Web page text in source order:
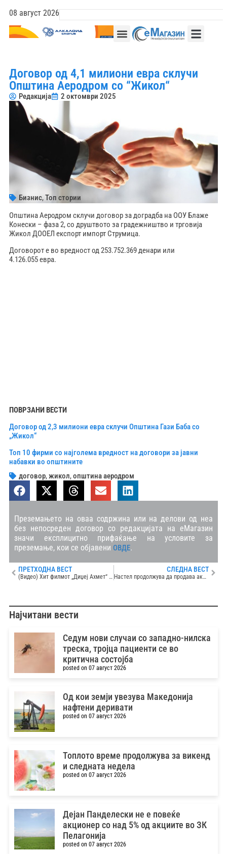
08 август 2026
Договор од 4,1 милиони евра склучи
Општина Аеродром со “Жикол“
Редакција 2 октомври 2025
Бизнис,Топ стории
Општина Аеродром склучи договор за доградба на ООУ Блаже
Конески – фаза 2, со друштвото за градежништво и трговија
Жикол ДООЕЛ експорт импорт Струмица.
Договорот е во вредност од 253.752.369 денари или
4.126.055 евра.
ПОВРЗАНИ ВЕСТИ
Договор од 2,3 милиони евра склучи Општина Гази Баба со
„Жикол“
Топ 10 фирми со најголема вредност на договори за јавни
набавки во општините
договор,жикол,општина аеродром
Преземањето на оваа содржина или на делови од неа
без непосреден договор со редакцијата на еМагазин
значи експлицитно прифаќање на условите за
преземање, кои се објавени ОВДЕ.
ПРЕТХОДНА ВЕСТ
(Видео) Хит филмот „Диџеј Ахмет“ од денеска низ кината во Македонија
СЛЕДНА ВЕСТ
Настел продолжува да продава акции во Реплек
Најчитани вести
Седум нови случаи со западно-нилска
треска, тројца пациенти се во
критична состојба
posted on 07 август 2026
Од кои земји увезува Македонија
нафтени деривати
posted on 07 август 2026
Топлото време продолжува за викенд
и следната недела
posted on 07 август 2026
Дејан Панделески не е повеќе
акционер со над 5% од акциите во ЗК
Пелагонија
posted on 07 август 2026